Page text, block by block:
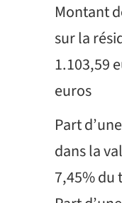
Montant
sur la
1.103,59
euros
Part
dans la
7,45% du